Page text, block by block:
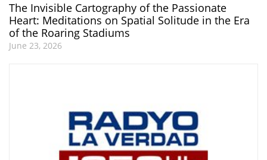
The Invisible Cartography of the Passionate
Heart: Meditations on Spatial Solitude in the Era
of the Roaring Stadiums
June 23, 2026